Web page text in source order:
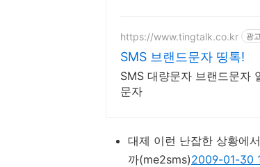
https://www.tingtalk.co.kr 광고
SMS 브랜드문자 띵톡!
SMS 대량문자 브랜드문자
문자
대제 이런 난잡한 상황에
까(me2sms)2009-01-30